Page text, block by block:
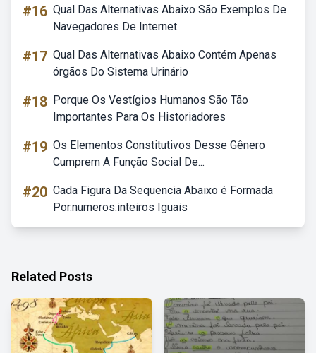
#16 Qual Das Alternativas Abaixo São Exemplos De
Navegadores De Internet.
#17 Qual Das Alternativas Abaixo Contém Apenas
órgãos Do Sistema Urinário
#18 Porque Os Vestígios Humanos São Tão
Importantes Para Os Historiadores
#19 Os Elementos Constitutivos Desse Gênero
Cumprem A Função Social De...
#20 Cada Figura Da Sequencia Abaixo é Formada
Por.numeros.inteiros Iguais
Related Posts